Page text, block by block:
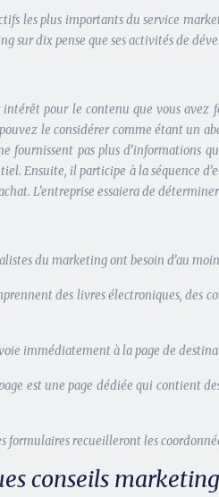
les plus importants du service
dix pense que ses activités de
pour le contenu que vous
le considérer comme étant un
fournissent pas plus d’informations
Ensuite, il participe à la séquence
L’entreprise essaiera de
du marketing ont besoin d’au
des livres électroniques, des
immédiatement à la page de
est une page dédiée qui contient
recueilleront les
conseils marketing